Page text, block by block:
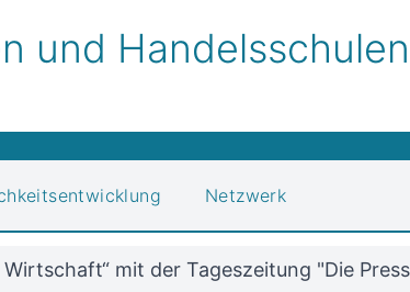
und
Netzwerk
mit der Tageszeitung "Die